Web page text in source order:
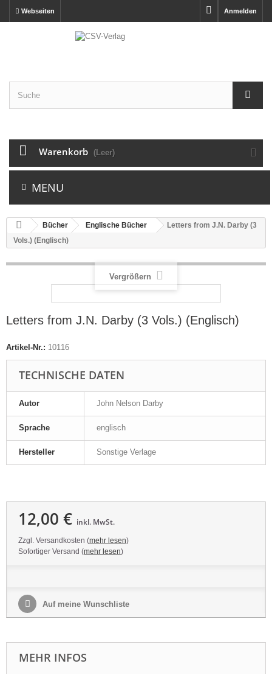
Anmelden
Webseiten
Warenkorb (Leer)
MENU
Bücher Englische Bücher
Letters from J.N. Darby (3
Vols.) (Englisch)
Vergrößern
Letters from J.N. Darby (3 Vols.) (Englisch)
Artikel-Nr.: 10116
TECHNISCHE DATEN
Autor John Nelson Darby
Sprache englisch
Hersteller Sonstige Verlage
12,00 € inkl. MwSt.
Zzgl. Versandkosten (mehr lesen)
Sofortiger Versand (mehr lesen)
Auf meine Wunschliste
MEHR INFOS